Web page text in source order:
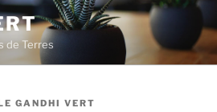
de Terres
GANDHI VERT